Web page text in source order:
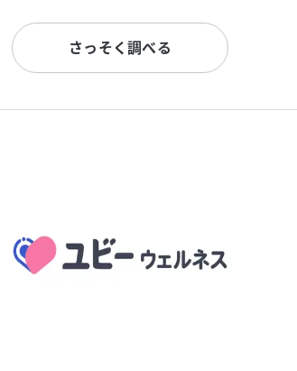
さっそく調べる